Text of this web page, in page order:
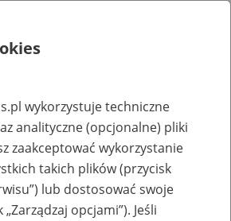
lub
zakładów pracy
wykorzystuje techniczne
analityczne (opcjonalne) pliki
zaakceptować wykorzystanie
takich plików (przycisk
lub dostosować swoje
opcjami”). Jeśli